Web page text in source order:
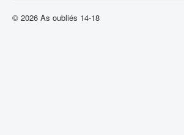
© 2026 As oubliés 14-18